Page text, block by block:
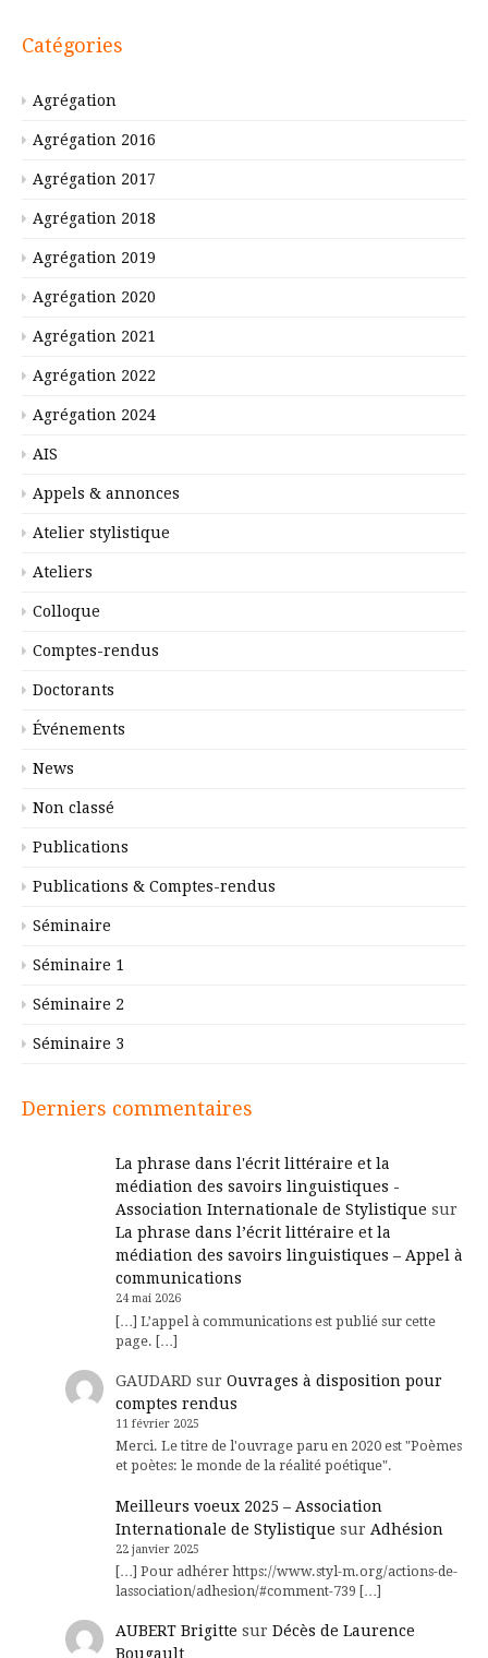
Catégories
Agrégation
Agrégation 2016
Agrégation 2017
Agrégation 2018
Agrégation 2019
Agrégation 2020
Agrégation 2021
Agrégation 2022
Agrégation 2024
AIS
Appels & annonces
Atelier stylistique
Ateliers
Colloque
Comptes-rendus
Doctorants
Événements
News
Non classé
Publications
Publications & Comptes-rendus
Séminaire
Séminaire 1
Séminaire 2
Séminaire 3
Derniers commentaires
La phrase dans l'écrit littéraire et la
médiation des savoirs linguistiques -
Association Internationale de Stylistique sur
La phrase dans l’écrit littéraire et la
médiation des savoirs linguistiques – Appel à
communications
24 mai 2026
[…] L’appel à communications est publié sur cette
page. […]
GAUDARD sur Ouvrages à disposition pour
comptes rendus
11 février 2025
Merci. Le titre de l'ouvrage paru en 2020 est "Poèmes
et poètes: le monde de la réalité poétique".
Meilleurs voeux 2025 – Association
Internationale de Stylistique sur Adhésion
22 janvier 2025
[…] Pour adhérer https://www.styl-m.org/actions-de-
lassociation/adhesion/#comment-739 […]
AUBERT Brigitte sur Décès de Laurence
Bougault